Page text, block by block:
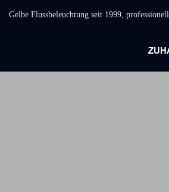
Gelbe Flussbeleuchtung seit 1999,